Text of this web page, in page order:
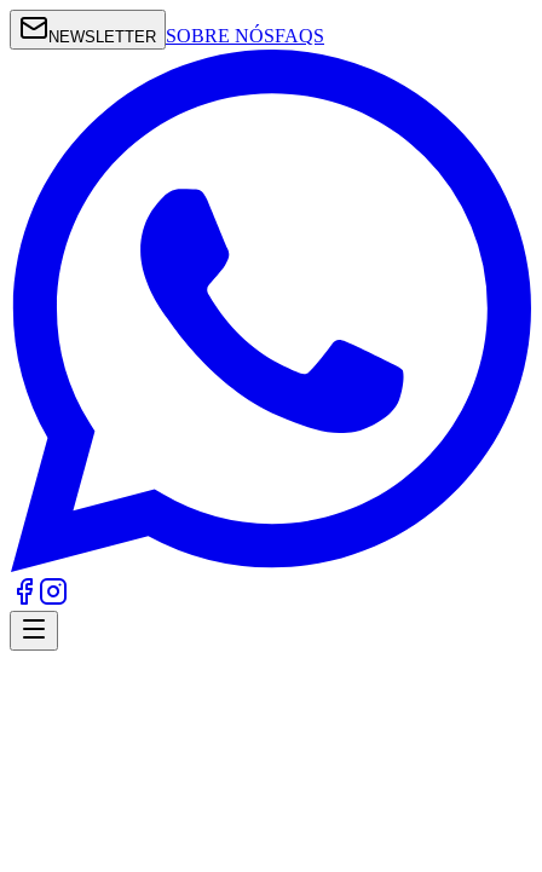
NEWSLETTER SOBRE NÓSFAQS